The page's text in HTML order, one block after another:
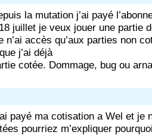
la mutation j’ai payé
juillet je veux jouer une partie
n’ai accès qu’aux parties non
j’ai déjà
cotée. Dommage, bug ou
payé ma cotisation a Wel et je
pourriez m’expliquer